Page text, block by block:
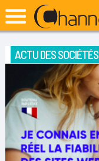
ACTU DES SOCIÉTÉS